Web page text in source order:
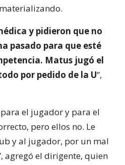
y pidieron que no
pasado para que esté
Matus jugó el
por pedido de la U”,
el jugador y para el
pero ellos no. Le
y al jugador, por un mal
agregó el dirigente, quien